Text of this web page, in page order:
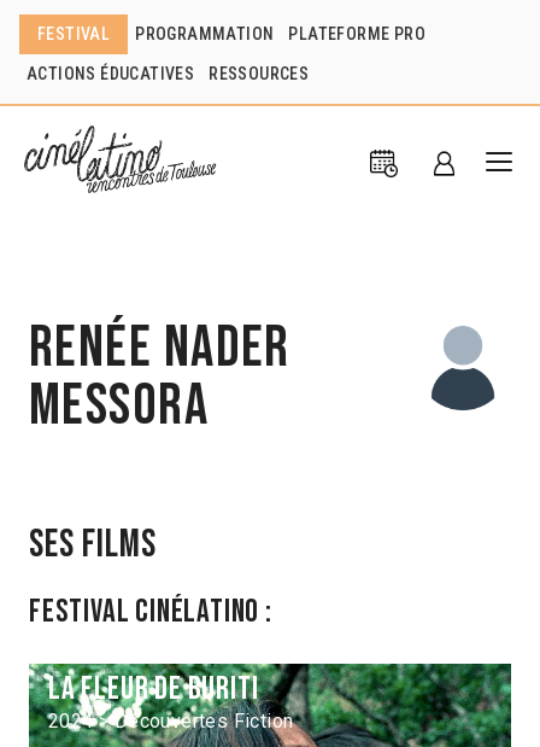
FESTIVAL PROGRAMMATION PLATEFORME PRO
ACTIONS ÉDUCATIVES RESSOURCES
Renée Nader
Messora
Ses films
Festival Cinélatino :
La fleur de Buriti
2024 > Découvertes Fiction